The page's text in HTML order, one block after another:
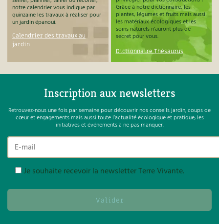
notre calendrier vous indique par
quinzaine les travaux à réaliser pour
un jardin épanoui.
Calendrier des travaux au
jardin
Grâce à notre dictionnaire, les
plantes, légumes et fruits mais aussi
les matériaux écologiques et les
soins naturels n’auront plus de
secret pour vous.
Dictionnaire Thésaurus
Inscription aux newsletters
Retrouvez-nous une fois par semaine pour découvrir nos conseils jardin, coups de
cœur et engagements mais aussi toute l’actualité écologique et pratique, les
initiatives et événements à ne pas manquer.
Je souhaite recevoir la newsletter Terre Vivante.